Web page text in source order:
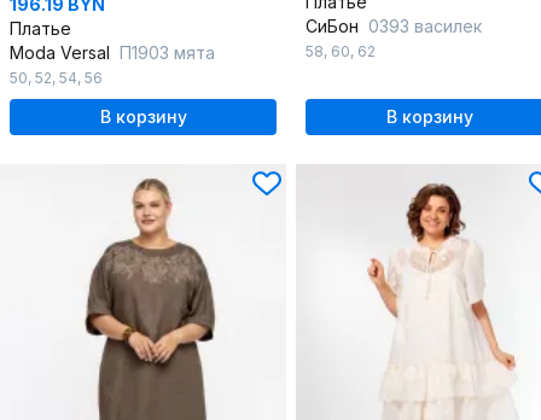
196.19 BYN
Платье
Moda Versal П1903 мята
50, 52, 54, 56
В корзину
СиБон 0393 василек
58, 60, 62
В корзину